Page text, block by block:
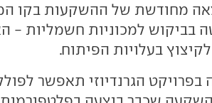
מחודשת של ההשקעות בקו
בביקוש למכוניות חשמליות -
בעלויות הפיתוח.
בפרויקט הגרנדיוזי תאפשר